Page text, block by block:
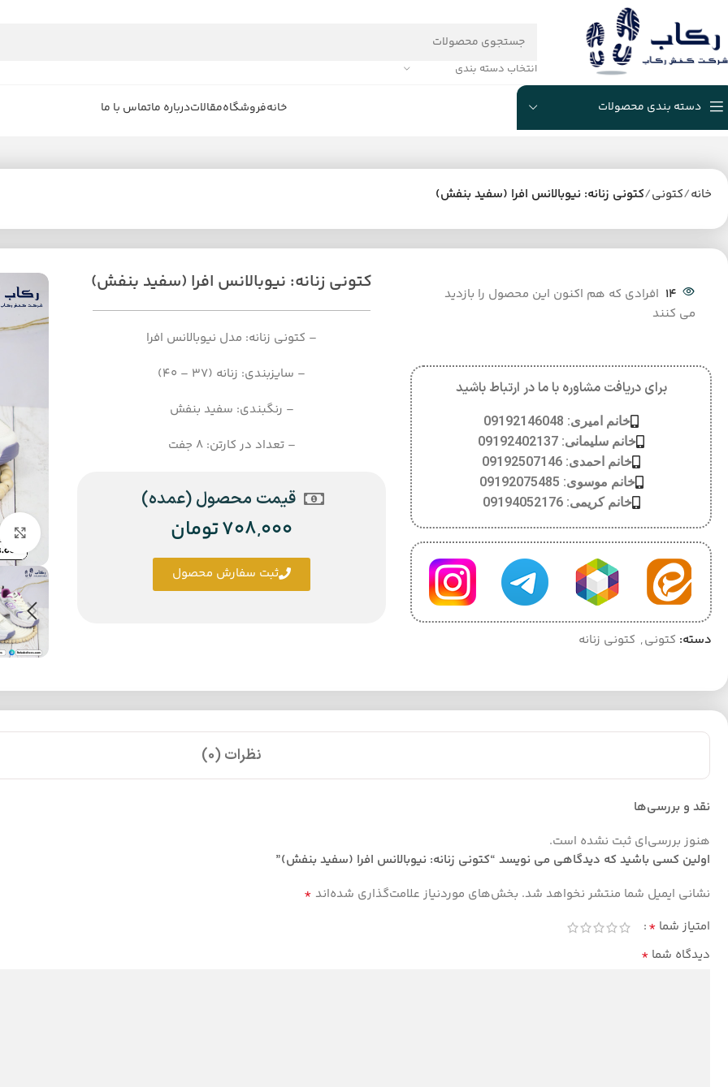
انتخاب دسته بندی
دسته بندی محصولات خانهفروشگاهمقالاتدرباره ماتماس با ما
خانه کتونی کتونی زنانه: نیوبالانس افرا (سفید بنفش)
14 افرادی که هم اکنون این محصول را بازدید
می کنند
برای دریافت مشاوره با ما در ارتباط باشید
خانم امیری: 09192146048
خانم سلیمانی: 09192402137
خانم احمدی: 09192507146
خانم موسوی: 09192075485
خانم کریمی: 09194052176
دسته: کتونی, کتونی زنانه
کتونی زنانه: نیوبالانس افرا (سفید بنفش)
– کتونی زنانه: مدل نیوبالانس افرا
– سایزبندی: زنانه (37 – 40)
– رنگبندی: سفید بنفش
– تعداد در کارتن: 8 جفت
قیمت محصول (عمده)
708,000تومان
ثبت سفارش محصول
نظرات (0)
نقد و بررسی‌ها
هنوز بررسی‌ای ثبت نشده است.
اولین کسی باشید که دیدگاهی می نویسد “کتونی زنانه: نیوبالانس افرا (سفید بنفش)”
نشانی ایمیل شما منتشر نخواهد شد. بخش‌های موردنیاز علامت‌گذاری شده‌اند *
امتیاز شما *
دیدگاه شما *